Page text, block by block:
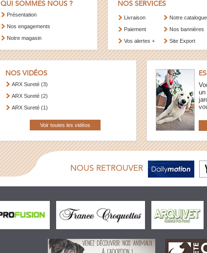
QUI SOMMES NOUS ?
Présentation
Nos engagements
Notre magasin
NOS SERVICES
Livraison
Paiement
Vos alertes +
Notre catalogue
Nos bannières
Site Export
NOS VIDÉOS
ARX Sureté (3)
ARX Sureté (2)
ARX Sureté (1)
Voir toutes les vidéos
un
NOUS RETROUVER